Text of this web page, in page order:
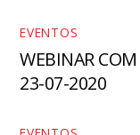
EVENTOS
WEBINAR COM
23-07-2020